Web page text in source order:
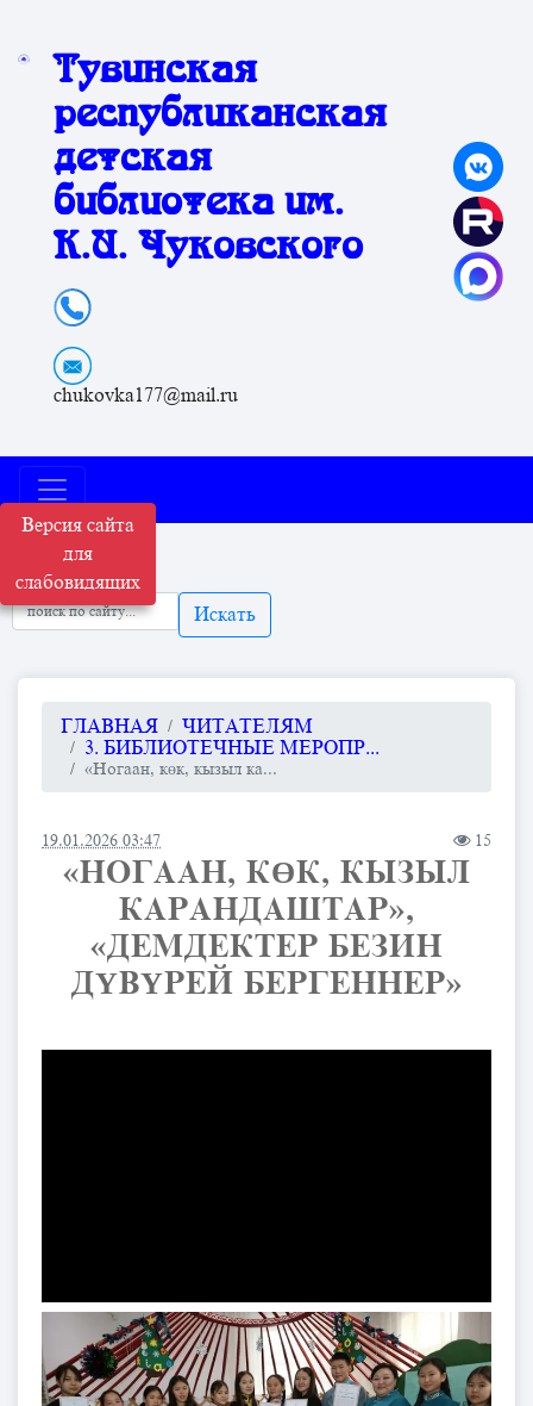
Версия сайта
для
слабовидящих
Тувинская
республиканская
детская
библиотека им.
К.И. Чуковского
chukovka177@mail.ru
Искать
ГЛАВНАЯ
ЧИТАТЕЛЯМ
3. БИБЛИОТЕЧНЫЕ МЕРОПР...
«Ногаан, көк, кызыл ка...
19.01.2026 03:47 15
«НОГААН, КӨК, КЫЗЫЛ
КАРАНДАШТАР»,
«ДЕМДЕКТЕР БЕЗИН
ДҮВҮРЕЙ БЕРГЕННЕР»